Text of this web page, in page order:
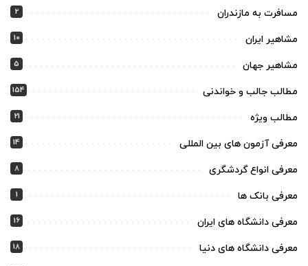
مسافرت به مازندران 2
مشاهیر ایران 10
مشاهیر جهان 5
مطالب جالب و خواندنی 154
مطالب ویژه 21
معرفی آزمون های بین المللی 14
معرفی انواع گردشگری 8
معرفی بانک ها 1
معرفی دانشگاه های ایران 16
معرفی دانشگاه های دنیا 18